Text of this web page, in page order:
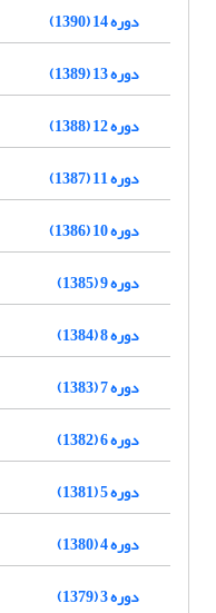
دوره 14 (1390)
دوره 13 (1389)
دوره 12 (1388)
دوره 11 (1387)
دوره 10 (1386)
دوره 9 (1385)
دوره 8 (1384)
دوره 7 (1383)
دوره 6 (1382)
دوره 5 (1381)
دوره 4 (1380)
دوره 3 (1379)